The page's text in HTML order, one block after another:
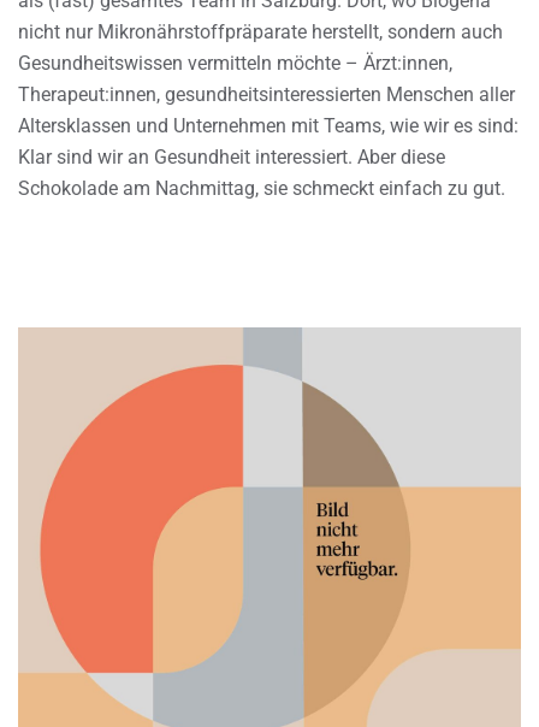
nicht nur Mikronährstoffpräparate herstellt, sondern auch
Gesundheitswissen vermitteln möchte – Ärzt:innen,
Therapeut:innen, gesundheitsinteressierten Menschen aller
Altersklassen und Unternehmen mit Teams, wie wir es sind:
Klar sind wir an Gesundheit interessiert. Aber diese
Schokolade am Nachmittag, sie schmeckt einfach zu gut.